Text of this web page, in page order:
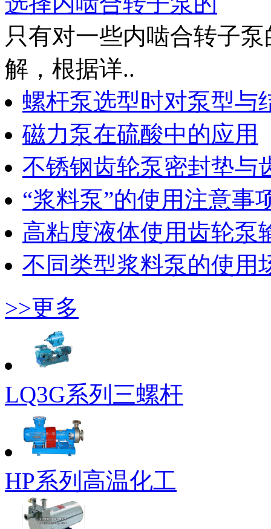
只有对一些内啮合转子
解，根据详..
螺杆泵选型时对泵型与
磁力泵在硫酸中的应用
不锈钢齿轮泵密封垫与
“浆料泵”的使用注意事
高粘度液体使用齿轮泵
不同类型浆料泵的使用
>>更多
LQ3G系列三螺杆
HP系列高温化工